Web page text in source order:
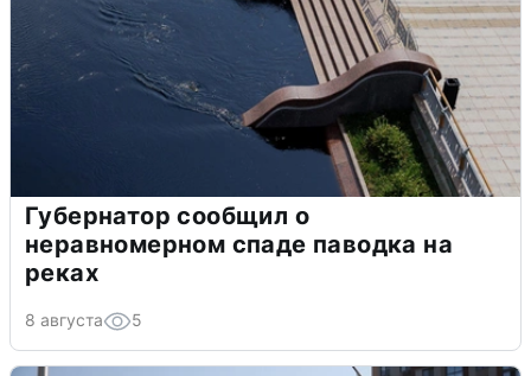
Губернатор сообщил о
неравномерном спаде паводка на
реках
8 августа 5